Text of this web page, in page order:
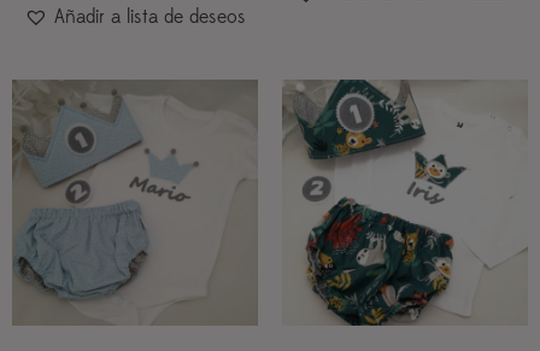
Añadir a lista de deseos